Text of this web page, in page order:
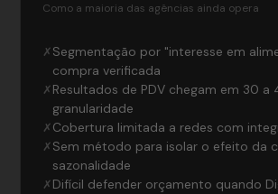
Como a maioria das agências ainda opera
✗Segmentação por "interesse em
compra verificada
✗Resultados de PDV chegam em 30 a
granularidade
✗Cobertura limitada a redes com
✗Sem método para isolar o efeito da
sazonalidade
✗Difícil defender orçamento quando